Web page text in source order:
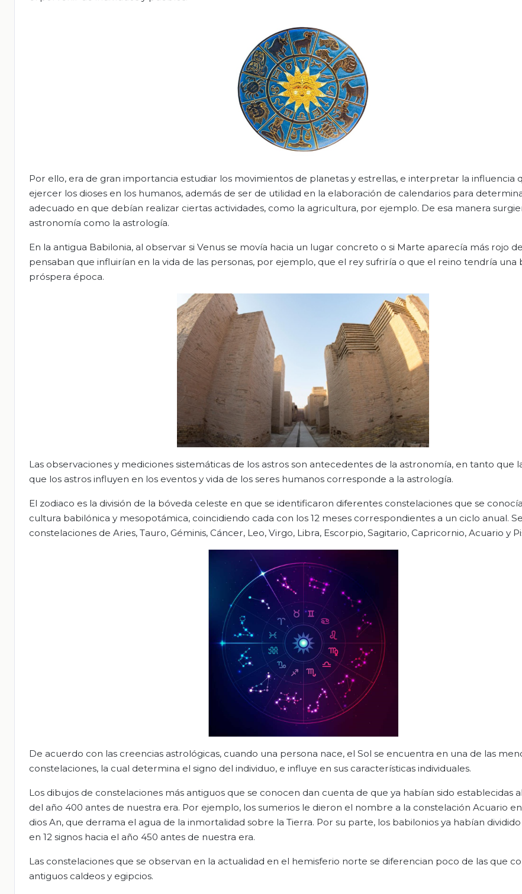
Por ello, era de gran importancia estudiar los movimientos de planetas y estrellas, e interpretar la influencia
ejercer los dioses en los humanos, además de ser de utilidad en la elaboración de calendarios para
adecuado en que debían realizar ciertas actividades, como la agricultura, por ejemplo. De esa manera
astronomía como la astrología.
En la antigua Babilonia, al observar si Venus se movía hacia un lugar concreto o si Marte aparecía más rojo
pensaban que influirían en la vida de las personas, por ejemplo, que el rey sufriría o que el reino tendría una
próspera época.
Las observaciones y mediciones sistemáticas de los astros son antecedentes de la astronomía, en tanto que
que los astros influyen en los eventos y vida de los seres humanos corresponde a la astrología.
El zodiaco es la división de la bóveda celeste en que se identificaron diferentes constelaciones que se
cultura babilónica y mesopotámica, coincidiendo cada con los 12 meses correspondientes a un ciclo anual.
constelaciones de Aries, Tauro, Géminis, Cáncer, Leo, Virgo, Libra, Escorpio, Sagitario, Capricornio, Acuario y
De acuerdo con las creencias astrológicas, cuando una persona nace, el Sol se encuentra en una de las
constelaciones, la cual determina el signo del individuo, e influye en sus características individuales.
Los dibujos de constelaciones más antiguos que se conocen dan cuenta de que ya habían sido establecidas
del año 400 antes de nuestra era. Por ejemplo, los sumerios le dieron el nombre a la constelación Acuario
dios An, que derrama el agua de la inmortalidad sobre la Tierra. Por su parte, los babilonios ya habían
en 12 signos hacia el año 450 antes de nuestra era.
Las constelaciones que se observan en la actualidad en el hemisferio norte se diferencian poco de las que
antiguos caldeos y egipcios.